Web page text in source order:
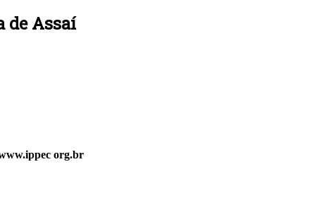
de Assaí
org.br